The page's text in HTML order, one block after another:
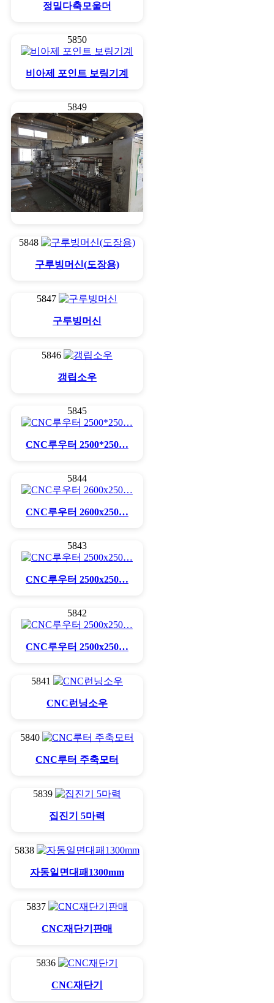
정밀다축모울더
5850
비아제 포인트 보링기계
5849
5848
구루빙머신(도장용)
5847
구루빙머신
5846
갱립소우
5845
CNC루우터 2500*250…
5844
CNC루우터 2600x250…
5843
CNC루우터 2500x250…
5842
CNC루우터 2500x250…
5841
CNC런닝소우
5840
CNC루터 주축모터
5839
집진기 5마력
5838
자동일면대패1300mm
5837
CNC재단기판매
5836
CNC재단기